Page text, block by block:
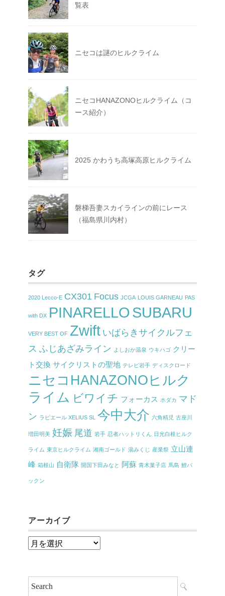
覧表
ニセコは謎のヒルクライム
ニセコHANAZONOヒルクライム（コ
ース紹介）
2025 かわうち高塚高原ヒルクライム
磐梯吾妻スカイラインの前にレース
（福島県川内村）
タグ
2020 Lecco-E CX301 Focus JCGA LOUIS GARNEAU PAS
with DX PINARELLOSUBARU
VERY BEST OF Zwift いばらきサイクルフェ
ス ふじあざみライン よしおか温泉 ウキハゴ クリー
ト交換 サイクリストの聖地 テレビ岩手 ディスクロード
ニセコHANAZONOヒルク
ライム ビワイチ フォーカス ホダカ マド
ン ラピエール XELIUS SL 今中大介 六角精児 古座川
増田明美 妊娠 尾道 岩手 忍者ハットリくん 日光白根ヒルク
ライム 東京ヒルクライム 湘南ゴールド 湯みくじ 産業祭 立山連
峰 箱根山 自衛隊 開国下田みなと 阿蘇 青木菓子店 馬島 鯉パ
ックン
アーカイブ
ア
イ